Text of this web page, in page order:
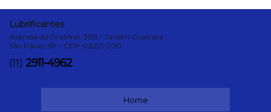
Lubrificantes
Avenida do Oratório, 3153 - Jardim Guairaca
São Paulo-SP - CEP: 03221-200
(11) 2911-4962
Home